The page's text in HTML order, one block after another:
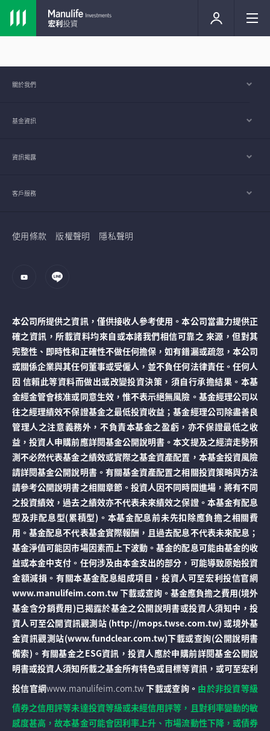
關於我們
基金資訊
資訊揭露
客戶服務
使用條款 版權聲明 隱私聲明
本公司所提供之資訊，僅供接收人參考使用。本公司當盡力提供正
確之資訊，所載資料均來自或本諸我們相信可靠之 來源，但對其
完整性、即時性和正確性不做任何擔保，如有錯漏或疏忽，本公司
或關係企業與其任何董事或受僱人，並不負任何法律責任。任何人
因 信賴此等資料而做出或改變投資決策，須自行承擔結果。本基
金經金管會核准或同意生效，惟不表示絕無風險。基金經理公司以
往之經理績效不保證基金之最低投資收益；基金經理公司除盡善良
管理人之注意義務外，不負責本基金之盈虧，亦不保證最低之收
益，投資人申購前應詳閱基金公開說明書。本文提及之經濟走勢預
測不必然代表基金之績效或實際之基金資產配置，本基金投資風險
請詳閱基金公開說明書。有關基金資產配置之相關投資策略與方法
請參考公開說明書之相關章節。投資人因不同時間進場，將有不同
之投資績效，過去之績效亦不代表未來績效之保證。本基金有配息
型及非配息型(累積型)。本基金配息前未先扣除應負擔之相關費
用。基金配息不代表基金實際報酬，且過去配息不代表未來配息；
基金淨值可能因市場因素而上下波動。基金的配息可能由基金的收
益或本金中支付。任何涉及由本金支出的部分，可能導致原始投資
金額減損。有關本基金配息組成項目，投資人可至宏利投信官網
www.manulifeim.com.tw 下載或查詢。基金應負擔之費用(境外
基金含分銷費用)已揭露於基金之公開說明書或投資人須知中，投
資人可至公開資訊觀測站 (http://mops.twse.com.tw) 或境外基
金資訊觀測站(www.fundclear.com.tw)下載或查詢(公開說明書
備索)。有關基金之ESG資訊，投資人應於申購前詳閱基金公開說
明書或投資人須知所載之基金所有特色或目標等資訊，或可至宏利
投信官網www.manulifeim.com.tw下載或查詢。 由於非投資等級
債券之信用評等未達投資等級或未經信用評等，且對利率變動的敏
感度甚高，故本基金可能會因利率上升、市場流動性下降，或債券